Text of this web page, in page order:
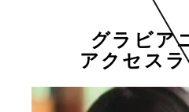
グラビア
アクセス